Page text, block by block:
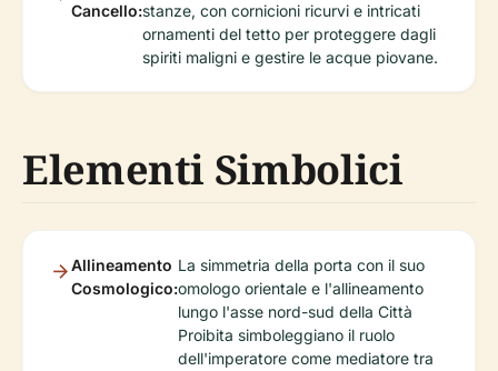
Cancello:stanze, con cornicioni ricurvi e intricati
ornamenti del tetto per proteggere dagli
spiriti maligni e gestire le acque piovane.
Elementi Simbolici
Allineamento
Cosmologico:
La simmetria della porta con il suo
omologo orientale e l'allineamento
lungo l'asse nord-sud della Città
Proibita simboleggiano il ruolo
dell'imperatore come mediatore tra